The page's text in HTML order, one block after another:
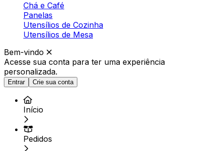
Chá e Café
Panelas
Utensílios de Cozinha
Utensílios de Mesa
Bem-vindo
Acesse sua conta para ter uma experiência
personalizada.
Entrar Crie sua conta
Início
Pedidos